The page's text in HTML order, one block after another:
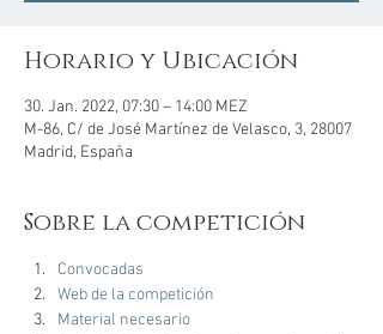
Horario y Ubicación
30. Jan. 2022, 07:30 – 14:00 MEZ
M-86, C/ de José Martínez de Velasco, 3, 28007
Madrid, España
Sobre la competición
Convocadas
Web de la competición
Material necesario